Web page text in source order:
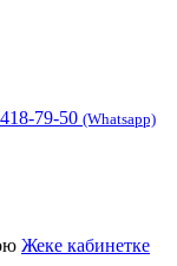
79-50 (Whatsapp)
Жеке кабинетке